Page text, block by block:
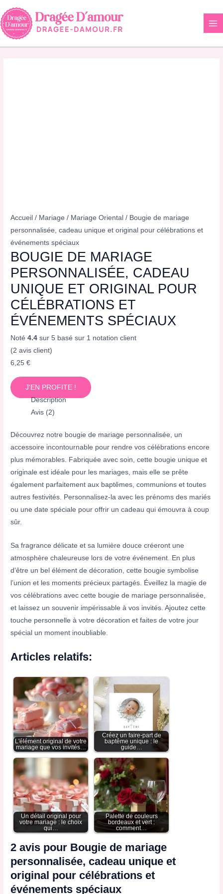
Aller
au
contenu
Accueil / Mariage / Mariage Oriental / Bougie de mariage
personnalisée, cadeau unique et original pour célébrations et
événements spéciaux
BOUGIE DE MARIAGE
PERSONNALISÉE, CADEAU
UNIQUE ET ORIGINAL POUR
CÉLÉBRATIONS ET
ÉVÉNEMENTS SPÉCIAUX
Noté4.4 sur 5 basé sur 1 notation client
(2 avis client)
6,25€
J'EN PROFITE !
Description
Avis (2)
Découvrez notre bougie de mariage personnalisée, un
accessoire incontournable pour rendre vos célébrations encore
plus mémorables. Fabriquée avec soin, cette bougie unique et
originale est idéale pour les mariages, mais elle se prête
également parfaitement aux baptêmes, communions et toutes
autres festivités. Personnalisez-la avec les prénoms des mariés
ou une date spéciale pour offrir un cadeau qui émouvra à coup
sûr.
Sa fragrance délicate et sa lumière douce créeront une
atmosphère chaleureuse lors de votre événement. En plus
d’être un bel élément de décoration, cette bougie symbolise
l’union et les moments précieux partagés. Éveillez la magie de
vos célébrations avec cette bougie de mariage personnalisée,
et laissez un souvenir impérissable à vos invités. Ajoutez cette
touche personnelle à votre décoration et faites de votre jour
spécial un moment inoubliable.
Articles relatifs:
L'élément original de votre
mariage que vos invités…
Créez un faire-part de
baptême unique : le
guide…
Un détail original pour
votre mariage : le choix
qui…
Palette de couleurs
bordeaux et vert :
comment…
2 avis pour Bougie de mariage
personnalisée, cadeau unique et
original pour célébrations et
événements spéciaux